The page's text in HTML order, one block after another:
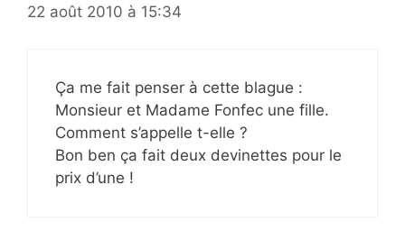
22 août 2010 à 15:34
Ça me fait penser à cette blague :
Monsieur et Madame Fonfec une fille.
Comment s’appelle t-elle ?
Bon ben ça fait deux devinettes pour le
prix d’une !